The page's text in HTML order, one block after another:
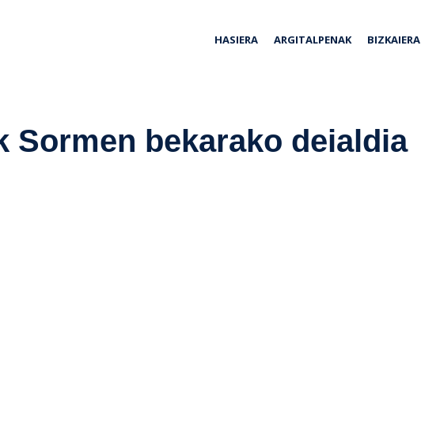
HASIERA ARGITALPENAK BIZKAIERA
Sormen bekarako deialdia